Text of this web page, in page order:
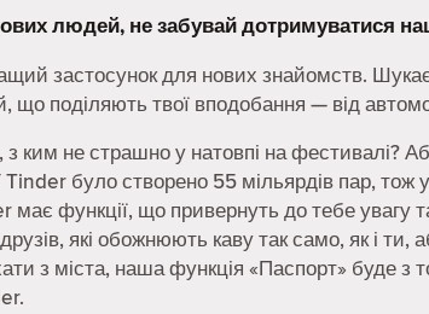
людей, не забувай дотримуватися
застосунок для нових знайомств.
поділяють твої вподобання — від
з ким не страшно у натовпі на фестивалі?
Tinder було створено 55 мільярдів пар,
має функції, що привернуть до тебе
які обожнюють каву так само, як і
з міста, наша функція «Паспорт» буде